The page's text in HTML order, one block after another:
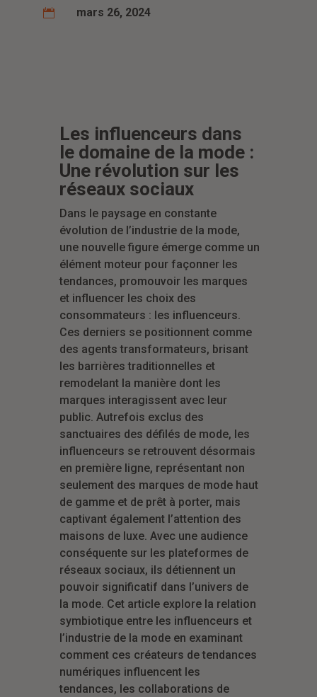
 mars 26, 2024
Les influenceurs dans
le domaine de la mode :
Une révolution sur les
réseaux sociaux
Dans le paysage en constante
évolution de l’industrie de la mode,
une nouvelle figure émerge comme un
élément moteur pour façonner les
tendances, promouvoir les marques
et influencer les choix des
consommateurs : les influenceurs.
Ces derniers se positionnent comme
des agents transformateurs, brisant
les barrières traditionnelles et
remodelant la manière dont les
marques interagissent avec leur
public. Autrefois exclus des
sanctuaires des défilés de mode, les
influenceurs se retrouvent désormais
en première ligne, représentant non
seulement des marques de mode haut
de gamme et de prêt à porter, mais
captivant également l’attention des
maisons de luxe. Avec une audience
conséquente sur les plateformes de
réseaux sociaux, ils détiennent un
pouvoir significatif dans l’univers de
la mode. Cet article explore la relation
symbiotique entre les influenceurs et
l’industrie de la mode en examinant
comment ces créateurs de tendances
numériques influencent les
tendances, les collaborations de